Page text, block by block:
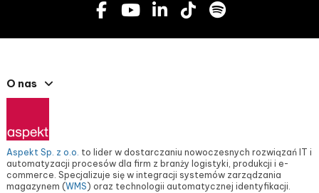
O nas
Aspekt Sp. z o.o. to lider w dostarczaniu nowoczesnych rozwiązań IT i
automatyzacji procesów dla firm z branży logistyki, produkcji i e-
commerce. Specjalizuje się w integracji systemów zarządzania
magazynem (WMS) oraz technologii automatycznej identyfikacji.